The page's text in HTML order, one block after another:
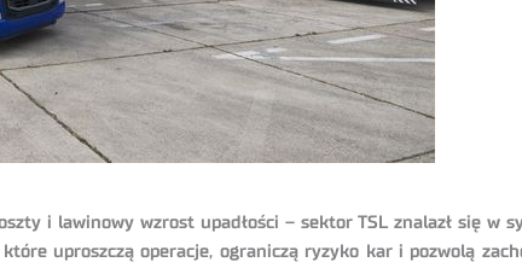
i lawinowy wzrost upadłości – sektor TSL znalazł się w
uproszczą operacje, ograniczą ryzyko kar i pozwolą